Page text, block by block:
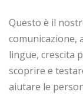
Questo è il
comunicazione,
lingue, crescita
scoprire e
aiutare le